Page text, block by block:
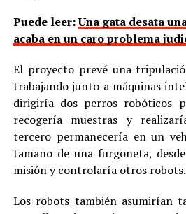
Puede leer:Una gata desata
acaba en un caro problema
El proyecto prevé una
trabajando junto a máquinas
dirigiría dos perros robóticos
recogería muestras y
tercero permanecería en un
tamaño de una furgoneta,
misión y controlaría otros robots.
Los robots también asumirían